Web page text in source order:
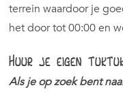
terrein waardoor je
het door tot 00:00 en
Huur je eigen
Als je op zoek bent